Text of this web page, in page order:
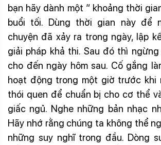
bạn hãy dành một “ khoảng thời
buổi tối. Dùng thời gian này để
chuyện đã xảy ra trong ngày, lập
giải pháp khả thi. Sau đó thì
cho đến ngày hôm sau. Cố gắng
hoạt động trong một giờ trước khi
thói quen để chuẩn bị cho cơ thể
giấc ngủ. Nghe những bản nhạc
Hãy nhớ rằng chúng ta không thể
những suy nghĩ trong đầu. Dòng